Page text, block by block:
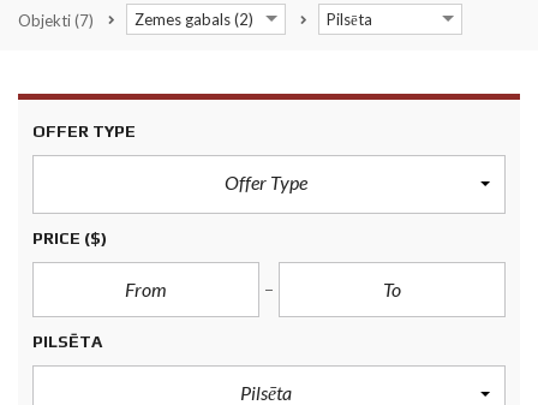
Objekti(7) Zemes gabals (2) Pilsēta
OFFER TYPE
Offer Type
PRICE ($)
PILSĒTA
Pilsēta